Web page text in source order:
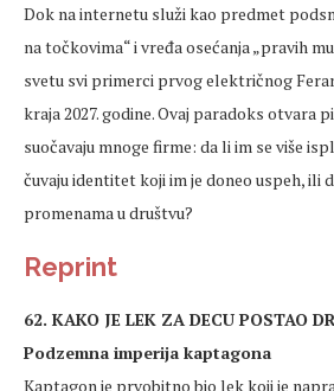
Dok na internetu služi kao predmet
na točkovima“ i vređa osećanja „pravih
svetu svi primerci prvog električnog
kraja 2027. godine. Ovaj paradoks otvara
suočavaju mnoge firme: da li im se više
čuvaju identitet koji im je doneo uspeh, ili
promenama u društvu?
Reprint
62. KAKO JE LEK ZA DECU POSTAO
Podzemna imperija kaptagona
Kaptagon je prvobitno bio lek koji je